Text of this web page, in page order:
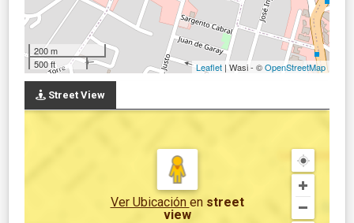
200 m
500 ft
Leaflet | Wasi - ©OpenStreetMap
Street View
Ver Ubicación en street
view